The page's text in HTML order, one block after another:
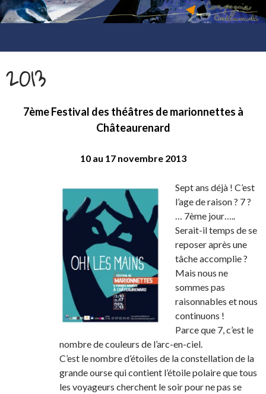
CONTENU
2013
7ème Festival des théâtres de marionnettes à
Châteaurenard
10 au 17 novembre 2013
Sept ans déjà ! C’est
l’age de raison ? 7 ?
… 7ème jour…..
Serait-il temps de se
reposer après une
tâche accomplie ?
Mais nous ne
sommes pas
raisonnables et nous
continuons !
Parce que 7, c’est le
nombre de couleurs de l’arc-en-ciel.
C’est le nombre d’étoiles de la constellation de la
grande ourse qui contient l’étoile polaire que tous
les voyageurs cherchent le soir pour ne pas se